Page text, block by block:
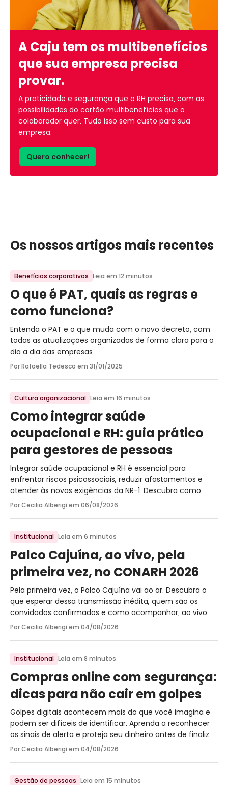
A Caju tem os multibenefícios
que sua empresa precisa
provar.
A praticidade e segurança que o RH precisa, com as
possibilidades do cartão multibenefícios que o
colaborador quer. Tudo isso sem custo para sua
empresa.
Quero conhecer!
Os nossos artigos mais recentes
Benefícios corporativos Leia em 12 minutos
O que é PAT, quais as regras e
como funciona?
Entenda o PAT e o que muda com o novo decreto, com
todas as atualizações organizadas de forma clara para o
dia a dia das empresas.
Por Rafaella Tedesco em 31/01/2025
Cultura organizacional Leia em 16 minutos
Como integrar saúde
ocupacional e RH: guia prático
para gestores de pessoas
Integrar saúde ocupacional e RH é essencial para
enfrentar riscos psicossociais, reduzir afastamentos e
atender às novas exigências da NR-1. Descubra como
transformar saúde mental, indicadores e prevenção em
Por Cecilia Alberigi em 06/08/2026
Institucional Leia em 6 minutos
Palco Cajuína, ao vivo, pela
primeira vez, no CONARH 2026
Pela primeira vez, o Palco Cajuína vai ao ar. Descubra o
que esperar dessa transmissão inédita, quem são os
convidados confirmados e como acompanhar, ao vivo e
de graça, direto do CONARH 2026.
Por Cecilia Alberigi em 04/08/2026
Institucional Leia em 8 minutos
Compras online com segurança:
dicas para não cair em golpes
Golpes digitais acontecem mais do que você imagina e
podem ser difíceis de identificar. Aprenda a reconhecer
os sinais de alerta e proteja seu dinheiro antes de finalizar
a próxima compra.
Por Cecilia Alberigi em 04/08/2026
Gestão de pessoas Leia em 15 minutos